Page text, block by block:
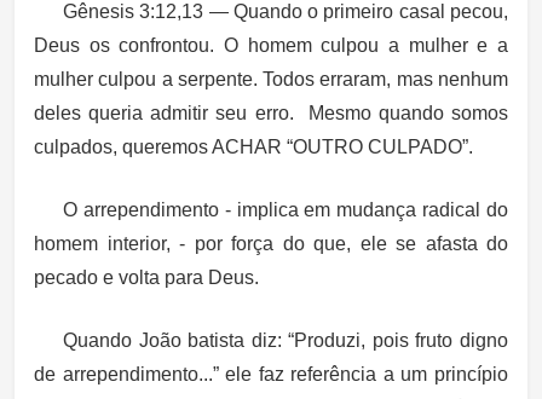
Gênesis 3:12,13 — Quando o primeiro casal pecou,
Deus os confrontou. O homem culpou a mulher e a
mulher culpou a serpente.Todos erraram, mas nenhum
deles queria admitir seu erro.
Mesmo quando somos
culpados, queremos ACHAR “OUTRO CULPADO”.
O arrependimento- implica em mudança radical do
homem interior, - por força do que, ele se afasta do
pecado e volta para Deus.
Quando João batista diz: “Produzi, pois fruto digno
de arrependimento...” ele faz referência a um princípio